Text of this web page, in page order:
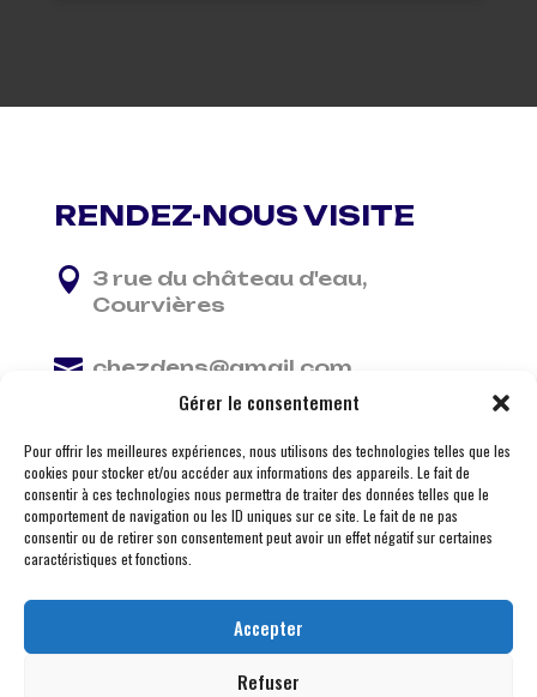
Gérer le consentement
Pour offrir les meilleures expériences, nous utilisons des technologies telles que les
cookies pour stocker et/ou accéder aux informations des appareils. Le fait de
consentir à ces technologies nous permettra de traiter des données telles que le
comportement de navigation ou les ID uniques sur ce site. Le fait de ne pas
consentir ou de retirer son consentement peut avoir un effet négatif sur certaines
caractéristiques et fonctions.
Accepter
Refuser
RENDEZ-NOUS VISITE
 3 rue du château d'eau,
Courvières
 chezdens@gmail.com